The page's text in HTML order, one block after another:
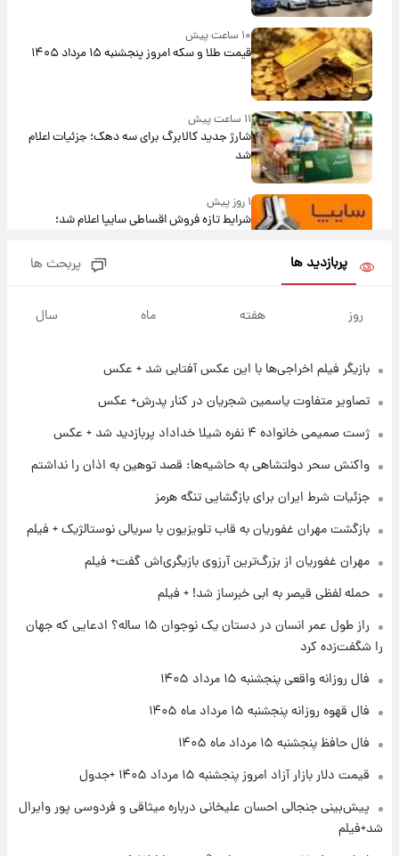
۱۰ ساعت پیش
قیمت طلا و سکه امروز پنجشنبه ۱۵ مرداد ۱۴۰۵
۱۱ ساعت پیش
شارژ جدید کالابرگ برای سه دهک؛ جزئیات اعلام
شد
۱ روز پیش
شرایط تازه فروش اقساطی سایپا اعلام شد؛
قیمت سکه و طلا فردا
۱۶ ساعت پیش
فال قهوه روزانه پنجشنبه ۱۵ مرداد ماه ۱۴۰۵
۱۸ ساعت پیش
فال روزانه واقعی پنجشنبه ۱۵ مرداد ۱۴۰۵
ارزش سهام عدالت برای امروز چهارشنبه ۱۴ مرداد
آغاز طرح جدید فروش مشارکت در تولید سایپا؛
نام خودرو، مبلغ پیش پرداخت و زمان تحویل |
پربازدید ها پربحث ها
روز هفته ماه سال
بازیگر فیلم اخراجی‌ها با این عکس آفتابی شد + عکس
تصاویر متفاوت یاسمین شجریان در کنار پدرش+ عکس
ژست صمیمی خانواده ۴ نفره شیلا خداداد پربازدید شد + عکس
واکنش سحر دولتشاهی به حاشیه‌ها: قصد توهین به اذان را نداشتم
جزئیات شرط ایران برای بازگشایی تنگه هرمز
بازگشت مهران غفوریان به قاب تلویزیون با سریالی نوستالژیک + فیلم
مهران غفوریان از بزرگ‌ترین آرزوی بازیگری‌اش گفت+ فیلم
حمله لفظی قیصر به ابی خبرساز شد! + فیلم
راز طول عمر انسان در دستان یک نوجوان ۱۵ ساله؟ ادعایی که جهان
را شگفت‌زده کرد
فال روزانه واقعی پنجشنبه ۱۵ مرداد ۱۴۰۵
فال قهوه روزانه پنجشنبه ۱۵ مرداد ماه ۱۴۰۵
فال حافظ پنجشنبه ۱۵ مرداد ماه ۱۴۰۵
قیمت دلار بازار آزاد امروز پنجشنبه ۱۵ مرداد ۱۴۰۵ +جدول
پیش‌بینی جنجالی احسان علیخانی درباره میثاقی و فردوسی پور وایرال
شد+فیلم